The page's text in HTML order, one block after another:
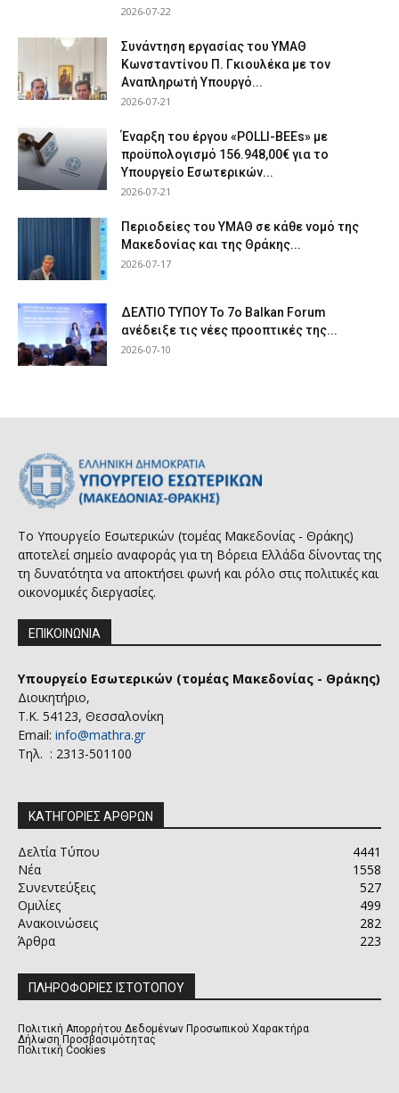
2026-07-22
Συνάντηση εργασίας του ΥΜΑΘ
Κωνσταντίνου Π. Γκιουλέκα με τον
Αναπληρωτή Υπουργό...
2026-07-21
Έναρξη του έργου «POLLI-BEEs» με
προϋπολογισμό 156.948,00€ για το
Υπουργείο Εσωτερικών...
2026-07-21
Περιοδείες του ΥΜΑΘ σε κάθε νομό της
Μακεδονίας και της Θράκης...
2026-07-17
ΔΕΛΤΙΟ ΤΥΠΟΥ Το 7ο Balkan Forum
ανέδειξε τις νέες προοπτικές της...
2026-07-10
Το Υπουργείο Εσωτερικών (τομέας Μακεδονίας - Θράκης)
αποτελεί σημείο αναφοράς για τη Βόρεια Ελλάδα δίνοντας της
τη δυνατότητα να αποκτήσει φωνή και ρόλο στις πολιτικές και
οικονομικές διεργασίες.
ΕΠΙΚΟΙΝΩΝΙΑ
Υπουργείο Εσωτερικών (τομέας Μακεδονίας - Θράκης)
Διοικητήριο,
Τ.Κ. 54123, Θεσσαλονίκη
Email: info@mathra.gr
Τηλ. : 2313-501100
ΚΑΤΗΓΟΡΙΕΣ ΑΡΘΡΩΝ
Δελτία Τύπου
4441
Νέα
1558
Συνεντεύξεις
527
Ομιλίες
499
Ανακοινώσεις
282
Άρθρα
223
ΠΛΗΡΟΦΟΡΙΕΣ ΙΣΤΟΤΟΠΟΥ
Πολιτική Απορρήτου Δεδομένων Προσωπικού Χαρακτήρα
Δήλωση Προσβασιμότητας
Πολιτική Cookies